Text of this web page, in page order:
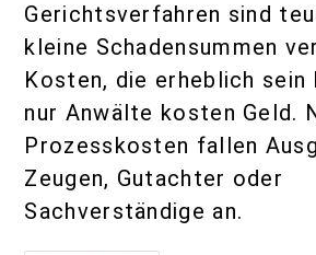
Gerichtsverfahren sind
kleine Schadensummen
Kosten, die erheblich sein
nur Anwälte kosten Geld.
Prozesskosten fallen
Zeugen, Gutachter oder
Sachverständige an.